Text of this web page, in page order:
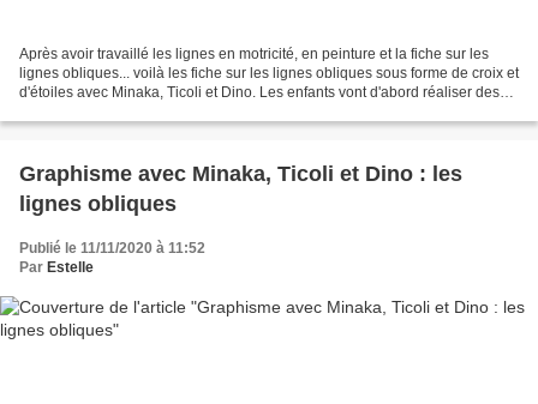
Après avoir travaillé les lignes en motricité, en peinture et la fiche sur les
lignes obliques... voilà les fiche sur les lignes obliques sous forme de croix et
d'étoiles avec Minaka, Ticoli et Dino. Les enfants vont d'abord réaliser des
Graphisme avec Minaka, Ticoli et Dino : les
lignes obliques
Publié le 11/11/2020 à 11:52
Par Estelle